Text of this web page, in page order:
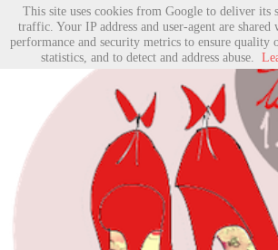
This site uses cookies from Google to deliver its
traffic. Your IP address and user-agent are
performance and security metrics to ensure quality
statistics, and to detect and address abuse.